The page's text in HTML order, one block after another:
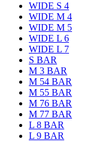
WIDE S 4
WIDE M 4
WIDE M 5
WIDE L 6
WIDE L 7
S BAR
M 3 BAR
M 54 BAR
M 55 BAR
M 76 BAR
M 77 BAR
L 8 BAR
L 9 BAR